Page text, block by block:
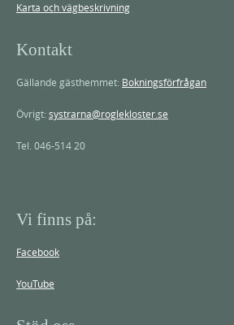
Karta och vägbeskrivning
Kontakt
Gällande gästhemmet: Bokningsförfrågan
Övrigt: systrarna@roglekloster.se
Tel. 046-514 20
Vi finns på:
Facebook
YouTube